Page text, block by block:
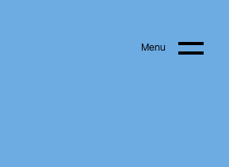
Menu